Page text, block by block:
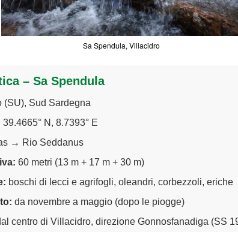
Sa Spendula, Villacidro
– Sa Spendula
(SU), Sud Sardegna
39.4665° N, 8.7393° E
→ Rio Seddanus
60 metri (13 m + 17 m + 30 m)
boschi di lecci e agrifogli, oleandri, corbezzoli, eriche
da novembre a maggio (dopo le piogge)
centro di Villacidro, direzione Gonnosfanadiga (SS